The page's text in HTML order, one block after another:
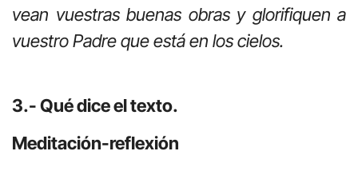
vean vuestras buenas obras y glorifiquen a
vuestro Padre que está en los cielos.
3.- Qué dice el texto.
Meditación-reflexión